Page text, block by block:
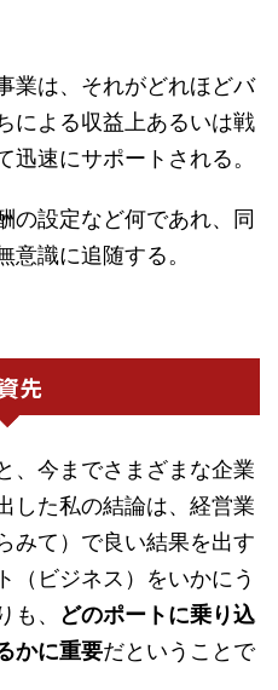
業は、それがどれほどバ
による収益上あるいは戦
速にサポートされる。
の設定など何であれ、同
意識に追随する。
先
、今までさまざまな企業
した私の結論は、経営業
みて）で良い結果を出す
（ビジネス）をいかにう
も、 どのポートに乗り込
かに重要だということで